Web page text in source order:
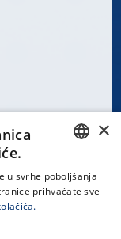
CROATIAN
×
u svrhe poboljšanja
prihvaćate sve